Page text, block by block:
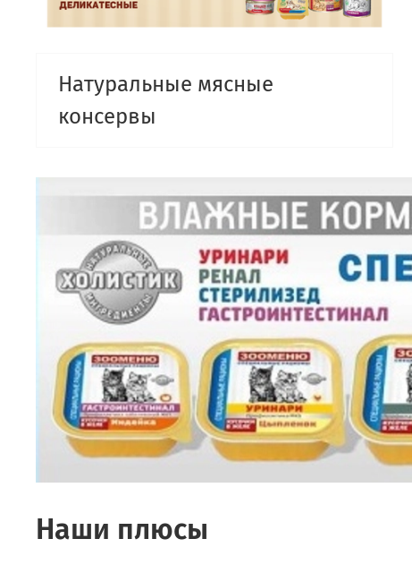
Натуральные мясные
консервы
Наши плюсы